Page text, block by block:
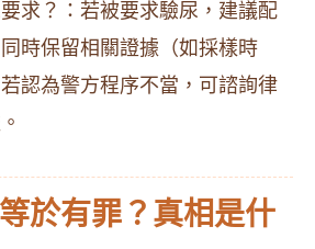
求？：若被要求驗尿，建議配
時保留相關證據（如採樣時
認為警方程序不當，可諮詢律
於有罪？真相是什